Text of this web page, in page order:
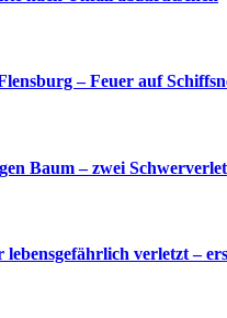
– Feuer auf
Baum – zwei
verletzt –